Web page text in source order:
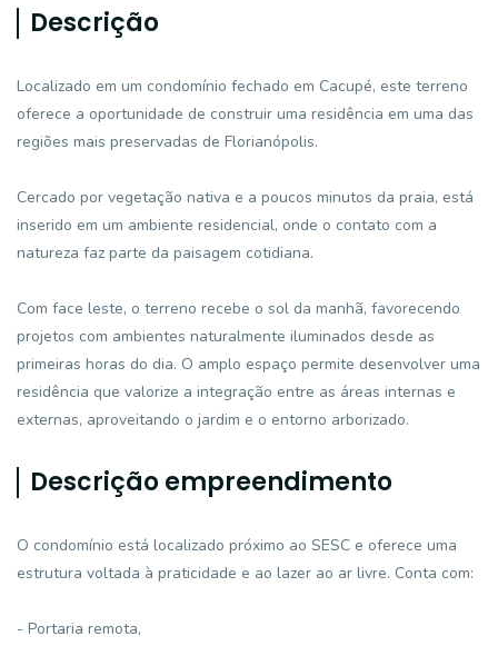
Descrição
Localizado em um condomínio fechado em Cacupé, este terreno
oferece a oportunidade de construir uma residência em uma das
regiões mais preservadas de Florianópolis.
Cercado por vegetação nativa e a poucos minutos da praia, está
inserido em um ambiente residencial, onde o contato com a
natureza faz parte da paisagem cotidiana.
Com face leste, o terreno recebe o sol da manhã, favorecendo
projetos com ambientes naturalmente iluminados desde as
primeiras horas do dia. O amplo espaço permite desenvolver uma
residência que valorize a integração entre as áreas internas e
externas, aproveitando o jardim e o entorno arborizado.
Descrição empreendimento
O condomínio está localizado próximo ao SESC e oferece uma
estrutura voltada à praticidade e ao lazer ao ar livre. Conta com:
- Portaria remota,